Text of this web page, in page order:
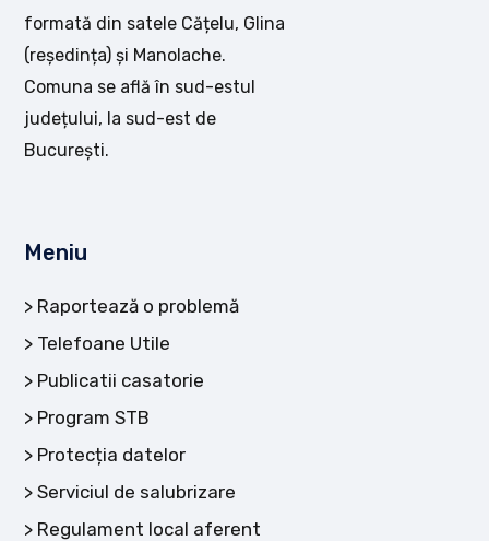
formată din satele Cățelu, Glina
(reședința) și Manolache.
Comuna se află în sud-estul
județului, la sud-est de
București.
Meniu
Raportează o problemă
Telefoane Utile
Publicatii casatorie
Program STB
Protecția datelor
Serviciul de salubrizare
Regulament local aferent